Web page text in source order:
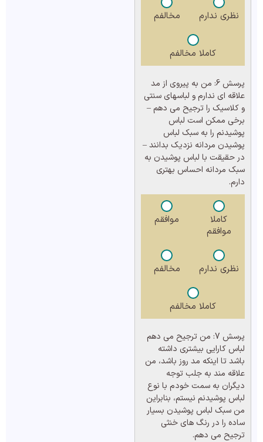
نظری ندارم مخالفم
کاملا مخالفم
پرسش 6:
من به پیروی از مد
علاقه ای ندارم و لباسهای سنتی
و کلاسیک را ترجیح می دهم –
برخی ممکن است لباس
پوشیدنم را به سبک لباس
پوشیدن مردانه نزدیک بدانند –
در حقیقت با لباس پوشیدن به
سبک مردانه احساس بهتری
دارم.
کاملا
موافقم
موافقم
نظری ندارم مخالفم
کاملا مخالفم
پرسش 7:
من ترجیح می دهم
لباس کارایی بیشتری داشته
باشد تا اینکه مد روز باشد، من
علاقه مند به جلب توجه
دیگران به سمت خودم با نوع
لباس پوشیدنم نیستم، بنابراین
من سبک لباس پوشیدن بسیار
ساده را در رنگ های خنثی
ترجیح می دهم.